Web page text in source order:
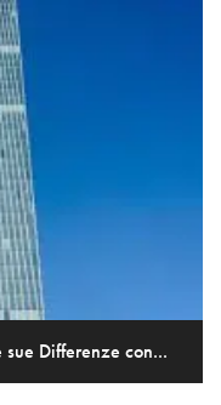
sue Differenze con...